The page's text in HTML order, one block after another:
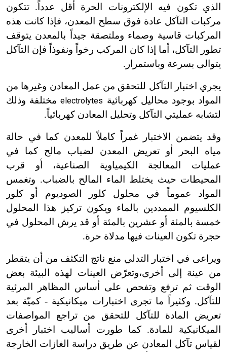
الذي تكون فيه الإلكترونات الحرة أقل عدداً. تتكون
مركبات التآكل عادة فوق سطح المعدن، فإذا كانت هذه
المركبات قاسية وصماء وملتصقة جيداً بالمعدن يتوقف
تطور التآكل، أما إذا كان المركب رخواً ونفوذاً فإن التآكل
يتوالى بسرعة وباستمرار.
يجري اختبار التآكل للتحقق من عمل المعادن وغيرها من
المواد بوجود محاليل كهربائية electrolytesمختلفة وذلك
لتشابه عمليتي التآكل وتحليل المعادن كهربائياً.
وقد يتضمن الاختبار غمراً كاملاً للمعدن كما في حالة
مياه البحر أو تعريض المعدن لضباب مالح كما في
عمليات المعالجة الكيمياوية الصناعية، أو قرب
المحيطات حيث يختلط الماء المالح بالضباب. وتغمس
المواد عموماً في محلول كلور الصوديوم أو كلور
الكلسيوم الممددين بالماء ويكون تركيز هذا المحلول
خمسة بالمئة أو عشرين بالمئة أو قد يرش المحلول في
حجرة تكون العينات فيها مدلاة حرة.
ويراعى في اختبار التدلي منع ناتج التكثف من أن يتقطر
من عينة إلى أخرى،وتعرّض العينات لهذه البيئة بعض
الوقت ثم ترفع وتفحص على أساس المظاهر المرئية
للتآكل. وكثيراً ما تجرى اختبارات ميكانيكية - كميّة بعد
تعريض المادة للتآكل للتحقق من تراجع المواصفات
الميكانيكية للمادة. كما طورت أساليب اختبار أخرى
لقياس تآكل المعادن عن طريق دراسة الغازات الخارجة